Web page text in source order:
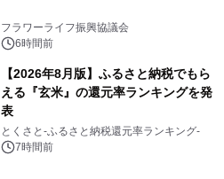
フラワーライフ振興協議会
6時間前
【2026年8月版】ふるさと納税でもら
える『玄米』の還元率ランキングを発
表
とくさと-ふるさと納税還元率ランキング-
7時間前